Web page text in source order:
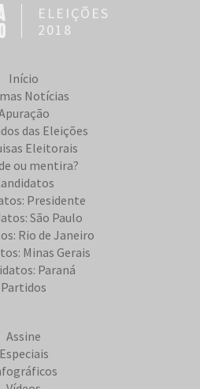
ELEIÇÕES
2018
Início
Notícias
das Eleições
Eleitorais
ou mentira?
Presidente
São Paulo
Rio de Janeiro
Minas Gerais
Paraná
Partidos
Assine
Especiais